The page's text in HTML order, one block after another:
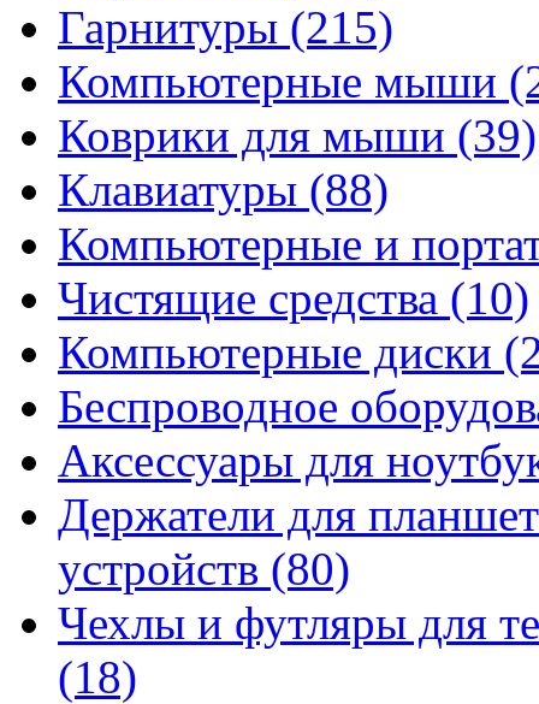
Гарнитуры (215)
Компьютерные мыши
Коврики для мыши (39)
Клавиатуры (88)
Компьютерные и
Чистящие средства (10)
Компьютерные диски
Беспроводное
Аксессуары для
Держатели для
устройств (80)
Чехлы и футляры для
(18)